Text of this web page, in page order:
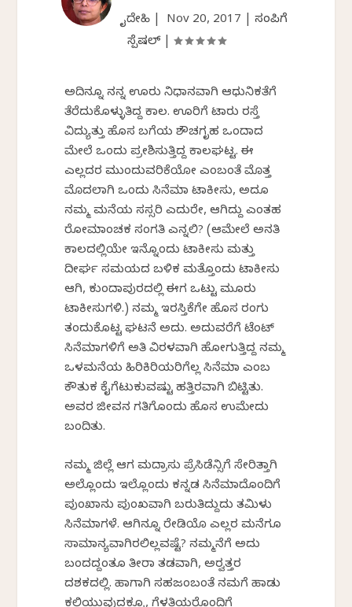
ವೈದೇಹಿ | Nov 20, 2017
ಸಂಪಿಗೆ
ಸ್ಪೆಷಲ್|
ಅದಿನ್ನೂ ನನ್ನ ಊರು ನಿಧಾನವಾಗಿ ಆಧುನಿಕತೆಗೆ
ತೆರೆದುಕೊಳ್ಳುತಿದ್ದ ಕಾಲ. ಊರಿಗೆ ಟಾರು ರಸ್ತೆ
ವಿದ್ಯುತ್ತು ಹೊಸ ಬಗೆಯ ಶೌಚಗೃಹ ಒಂದಾದ
ಮೇಲೆ ಒಂದು ಪ್ರವೇಶಿಸುತ್ತಿದ್ದ ಕಾಲಘಟ್ಟ. ಈ
ಎಲ್ಲದರ ಮುಂದುವರಿಕೆಯೋ ಎಂಬಂತೆ ಮೊತ್ತ
ಮೊದಲಾಗಿ ಒಂದು ಸಿನೆಮಾ ಟಾಕೀಸು, ಅದೂ
ನಮ್ಮ ಮನೆಯ ಸಸ್ಸರಿ ಎದುರೇ, ಆಗಿದ್ದು ಎಂತಹ
ರೋಮಾಂಚಕ ಸಂಗತಿ ಎನ್ನಲಿ? (ಆಮೇಲೆ ಅನತಿ
ಕಾಲದಲ್ಲಿಯೇ ಇನ್ನೊಂದು ಟಾಕೀಸು ಮತ್ತು
ದೀರ್ಘ ಸಮಯದ ಬಳಿಕ ಮತ್ತೊಂದು ಟಾಕೀಸು
ಆಗಿ, ಕುಂದಾಪುರದಲ್ಲಿ ಈಗ ಒಟ್ಟು ಮೂರು
ಟಾಕೀಸುಗಳಿವೆ.) ನಮ್ಮ ಇರಸ್ತಿಕೆಗೇ ಹೊಸ ರಂಗು
ತಂದುಕೊಟ್ಟ ಘಟನೆ ಅದು. ಅದುವರೆಗೆ ಟೆಂಟ್
ಸಿನೆಮಾಗಳಿಗೆ ಅತಿ ವಿರಳವಾಗಿ ಹೋಗುತ್ತಿದ್ದ ನಮ್ಮ
ಒಳಮನೆಯ ಹಿರಿಕಿರಿಯರಿಗೆಲ್ಲ ಸಿನೆಮಾ ಎಂಬ
ಕೌತುಕ ಕೈಗೆಟುಕುವಷ್ಟು ಹತ್ತಿರವಾಗಿ ಬಿಟ್ಟಿತು.
ಅವರ ಜೀವನ ಗತಿಗೊಂದು ಹೊಸ ಉಮೇದು
ಬಂದಿತು.
ನಮ್ಮ ಜಿಲ್ಲೆ ಆಗ ಮದ್ರಾಸು ಪ್ರೆಸಿಡೆನ್ಸಿಗೆ ಸೇರಿತ್ತಾಗಿ
ಅಲ್ಲೊಂದು ಇಲ್ಲೊಂದು ಕನ್ನಡ ಸಿನೆಮಾದೊಂದಿಗೆ
ಪುಂಖಾನು ಪುಂಖವಾಗಿ ಬರುತಿದ್ದುದು ತಮಿಳು
ಸಿನೆಮಾಗಳೆ. ಆಗಿನ್ನೂ ರೇಡಿಯೊ ಎಲ್ಲರ ಮನೆಗೂ
ಸಾಮಾನ್ಯವಾಗಿರಲಿಲ್ಲವಷ್ಟೆ? ನಮ್ಮನೆಗೆ ಅದು
ಬಂದದ್ದಂತೂ ತೀರಾ ತಡವಾಗಿ, ಅರ‍್ವತ್ತರ
ದಶಕದಲ್ಲಿ. ಹಾಗಾಗಿ ಸಹಜವೆಂಬಂತೆ ನಮಗೆ ಹಾಡು